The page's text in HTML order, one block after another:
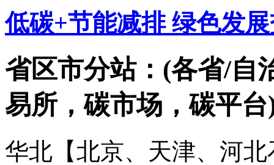
低碳+节能减排 绿色发
省区市分站：(各省/自
易所，碳市场，碳平台
华北【北京、天津、河